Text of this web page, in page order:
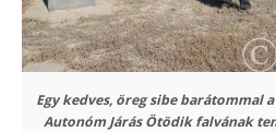
Egy kedves, öreg sibe barátommal
Autonóm Járás Ötödik falvának